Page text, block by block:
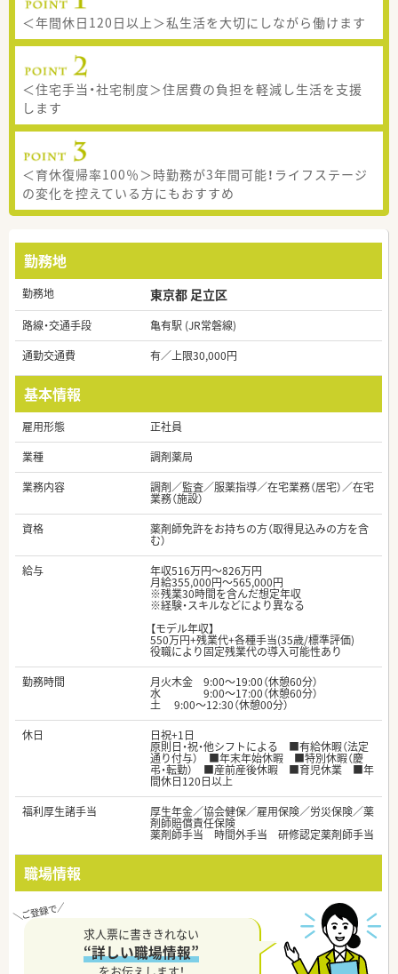
＜年間休日120日以上＞私生活を大切にしながら働けます
＜住宅手当・社宅制度＞住居費の負担を軽減し生活を支援
します
＜育休復帰率100％＞時勤務が3年間可能！ライフステージ
の変化を控えている方にもおすすめ
勤務地
勤務地 東京都 足立区
路線・交通手段
亀有駅 (JR常磐線)
通勤交通費
有／上限30,000円
基本情報
雇用形態
正社員
業種
調剤薬局
業務内容
調剤／監査／服薬指導／在宅業務（居宅）／在宅
業務（施設）
資格
薬剤師免許をお持ちの方（取得見込みの方を含
む）
給与
年収516万円～826万円
月給355,000円～565,000円
※残業30時間を含んだ想定年収
※経験・スキルなどにより異なる
【モデル年収】
550万円+残業代+各種手当(35歳/標準評価)
役職により固定残業代の導入可能性あり
勤務時間
月火木金 9:00～19:00（休憩60分）
水 9:00～17:00（休憩60分）
土 9:00～12:30（休憩00分）
休日
日祝+1日
原則日・祝・他シフトによる ■有給休暇（法定
通り付与） ■年末年始休暇 ■特別休暇（慶
弔・転勤） ■産前産後休暇 ■育児休業 ■年
間休日120日以上
福利厚生諸手当
厚生年金／協会健保／雇用保険／労災保険／薬
剤師賠償責任保険
薬剤師手当 時間外手当 研修認定薬剤師手当
職場情報
求人票に書ききれない
“詳しい職場情報”